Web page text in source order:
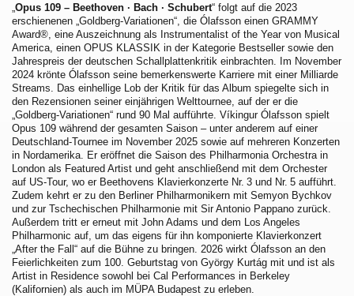
Opus 109 – Beethoven · Bach · Schubert“ folgt auf die 2023
erschienenen „Goldberg-Variationen“, die Ólafsson einen GRAMMY
Award®, eine Auszeichnung als Instrumentalist of the Year von Musical
America, einen OPUS KLASSIK in der Kategorie Bestseller sowie den
Jahrespreis der deutschen Schallplattenkritik einbrachten. Im November
2024 krönte Ólafsson seine bemerkenswerte Karriere mit einer Milliarde
Streams. Das einhellige Lob der Kritik für das Album spiegelte sich in
den Rezensionen seiner einjährigen Welttournee, auf der er die
„Goldberg-Variationen“ rund 90 Mal aufführte. Víkingur Ólafsson spielt
Opus 109 während der gesamten Saison – unter anderem auf einer
Deutschland-Tournee im November 2025 sowie auf mehreren Konzerten
in Nordamerika. Er eröffnet die Saison des Philharmonia Orchestra in
London als Featured Artist und geht anschließend mit dem Orchester
auf US-Tour, wo er Beethovens Klavierkonzerte Nr. 3 und Nr. 5 aufführt.
Zudem kehrt er zu den Berliner Philharmonikern mit Semyon Bychkov
und zur Tschechischen Philharmonie mit Sir Antonio Pappano zurück.
Außerdem tritt er erneut mit John Adams und dem Los Angeles
Philharmonic auf, um das eigens für ihn komponierte Klavierkonzert
„After the Fall“ auf die Bühne zu bringen. 2026 wirkt Ólafsson an den
Feierlichkeiten zum 100. Geburtstag von György Kurtág mit und ist als
Artist in Residence sowohl bei Cal Performances in Berkeley
(Kalifornien) als auch im MÜPA Budapest zu erleben.